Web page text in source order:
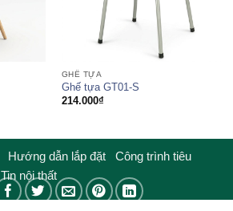
GHẾ TỰA
Ghế tựa GT01-S
214.000₫
Hướng dẫn lắp đặt Công trình tiêu
Tin nội thất